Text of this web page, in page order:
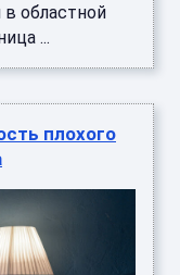
в областной
...
плохого